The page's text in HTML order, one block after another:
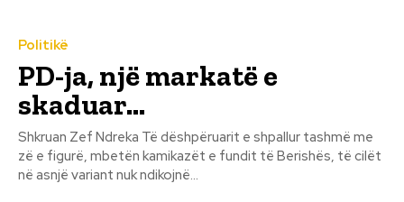
Politikë
PD-ja, një markatë e
skaduar…
Shkruan Zef Ndreka Të dëshpëruarit e shpallur tashmë me
zë e figurë, mbetën kamikazët e fundit të Berishës, të cilët
në asnjë variant nuk ndikojnë...